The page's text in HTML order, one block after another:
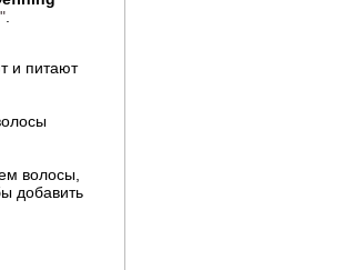
и питают
волосы,
добавить